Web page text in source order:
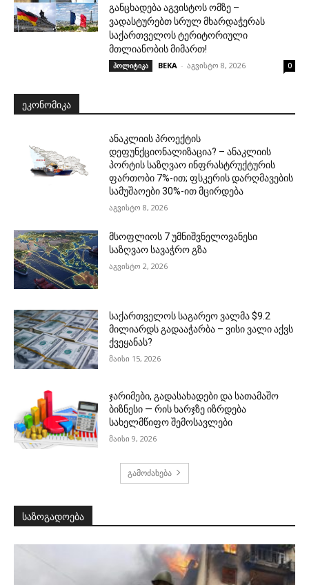
განცხადება აგვისტოს ომზე –
ვადასტურებთ სრულ მხარდაჭერას
საქართველოს ტერიტორიული
მთლიანობის მიმართ!
პოლიტიკა BEKA - აგვისტო 8, 2026 0
ᲔᲙᲝᲜᲝᲛᲘᲙᲐ
ანაკლიის პროექტის
დეფუნქციონალიზაცია? – ანაკლიის
პორტის საზღვაო ინფრასტრუქტურის
ფართობი 7%-ით; ფსკერის დარღმავების
სამუშაოები 30%-ით მცირდება
აგვისტო 8, 2026
მსოფლიოს 7 უმნიშვნელოვანესი
საზღვაო სავაჭრო გზა
აგვისტო 2, 2026
საქართველოს საგარეო ვალმა $9.2
მილიარდს გადააჭარბა – ვისი ვალი აქვს
ქვეყანას?
მაისი 15, 2026
ჯარიმები, გადასახადები და სათამაშო
ბიზნესი — რის ხარჯზე იზრდება
სახელმწიფო შემოსავლები
მაისი 9, 2026
გამოძახება
საზოგადოება